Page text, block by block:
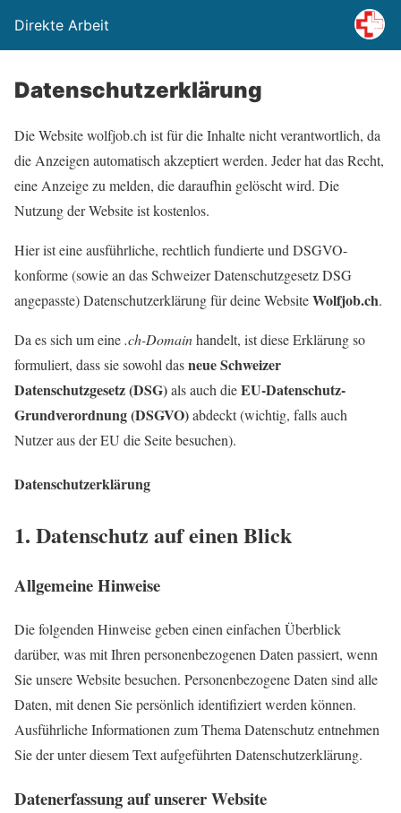
Direkte Arbeit
Datenschutzerklärung
Die Website wolfjob.ch ist für die Inhalte nicht verantwortlich, da
die Anzeigen automatisch akzeptiert werden. Jeder hat das Recht,
eine Anzeige zu melden, die daraufhin gelöscht wird. Die
Nutzung der Website ist kostenlos.
Hier ist eine ausführliche, rechtlich fundierte und DSGVO-
konforme (sowie an das Schweizer Datenschutzgesetz DSG
angepasste) Datenschutzerklärung für deine WebsiteWolfjob.ch.
Da es sich um eine.ch-Domainhandelt, ist diese Erklärung so
formuliert, dass sie sowohl dasneue Schweizer
Datenschutzgesetz (DSG)als auch dieEU-Datenschutz-
Grundverordnung (DSGVO)abdeckt (wichtig, falls auch
Nutzer aus der EU die Seite besuchen).
Datenschutzerklärung
1. Datenschutz auf einen Blick
Allgemeine Hinweise
Die folgenden Hinweise geben einen einfachen Überblick
darüber, was mit Ihren personenbezogenen Daten passiert, wenn
Sie unsere Website besuchen. Personenbezogene Daten sind alle
Daten, mit denen Sie persönlich identifiziert werden können.
Ausführliche Informationen zum Thema Datenschutz entnehmen
Sie derunter diesem Text aufgeführten Datenschutzerklärung.
Datenerfassung auf unserer Website